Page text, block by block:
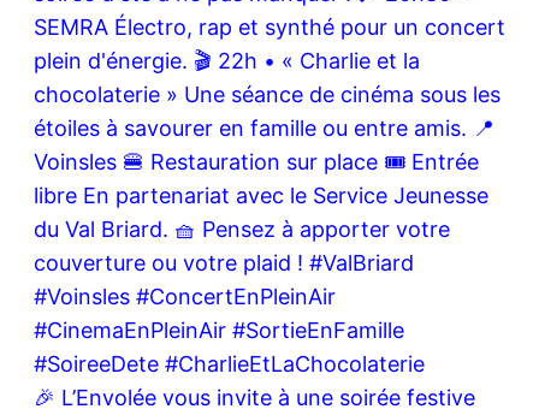
🎉 L’Envolée vous invite à une soirée festive